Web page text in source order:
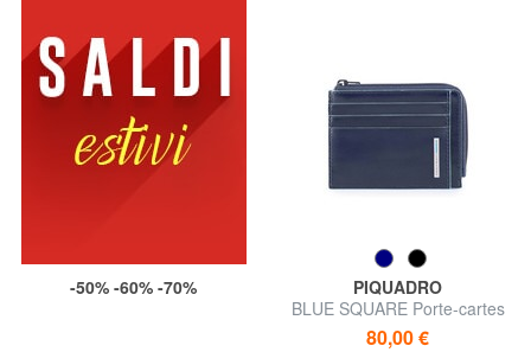
-50% -60% -70%
PIQUADRO
BLUE SQUARE Porte-cartes
en cuir, avec zip
80,00 €